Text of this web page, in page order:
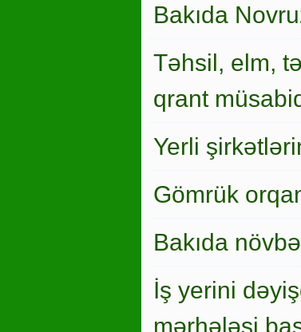
Bakıda
Təhsil, elm,
qrant
Yerli
Gömrük
Bakıda
İş yerini
mərhələsi